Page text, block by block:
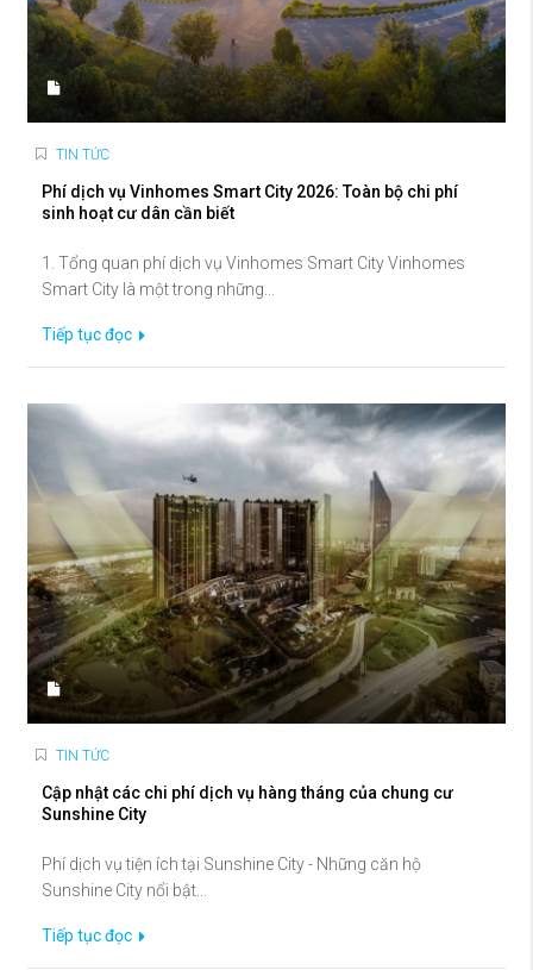
TIN TỨC
Phí dịch vụ Vinhomes Smart City 2026: Toàn bộ chi phí
sinh hoạt cư dân cần biết
1. Tổng quan phí dịch vụ Vinhomes Smart City Vinhomes
Smart City là một trong những...
Tiếp tục đọc
TIN TỨC
Cập nhật các chi phí dịch vụ hàng tháng của chung cư
Sunshine City
Phí dịch vụ tiện ích tại Sunshine City - Những căn hộ
Sunshine City nổi bật...
Tiếp tục đọc